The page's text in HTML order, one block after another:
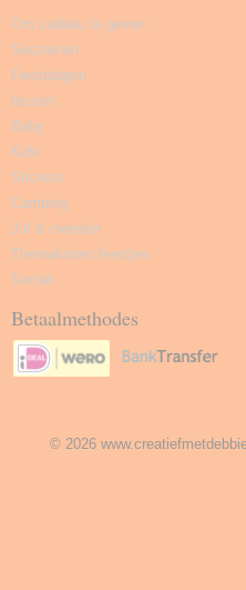
Om cadeau te geven
Seizoenen
Feestdagen
tassen
Baby
Kids
Stickers
Camping
Juf & meester
Themakisten feestjes
Textiel
Betaalmethodes
© 2026